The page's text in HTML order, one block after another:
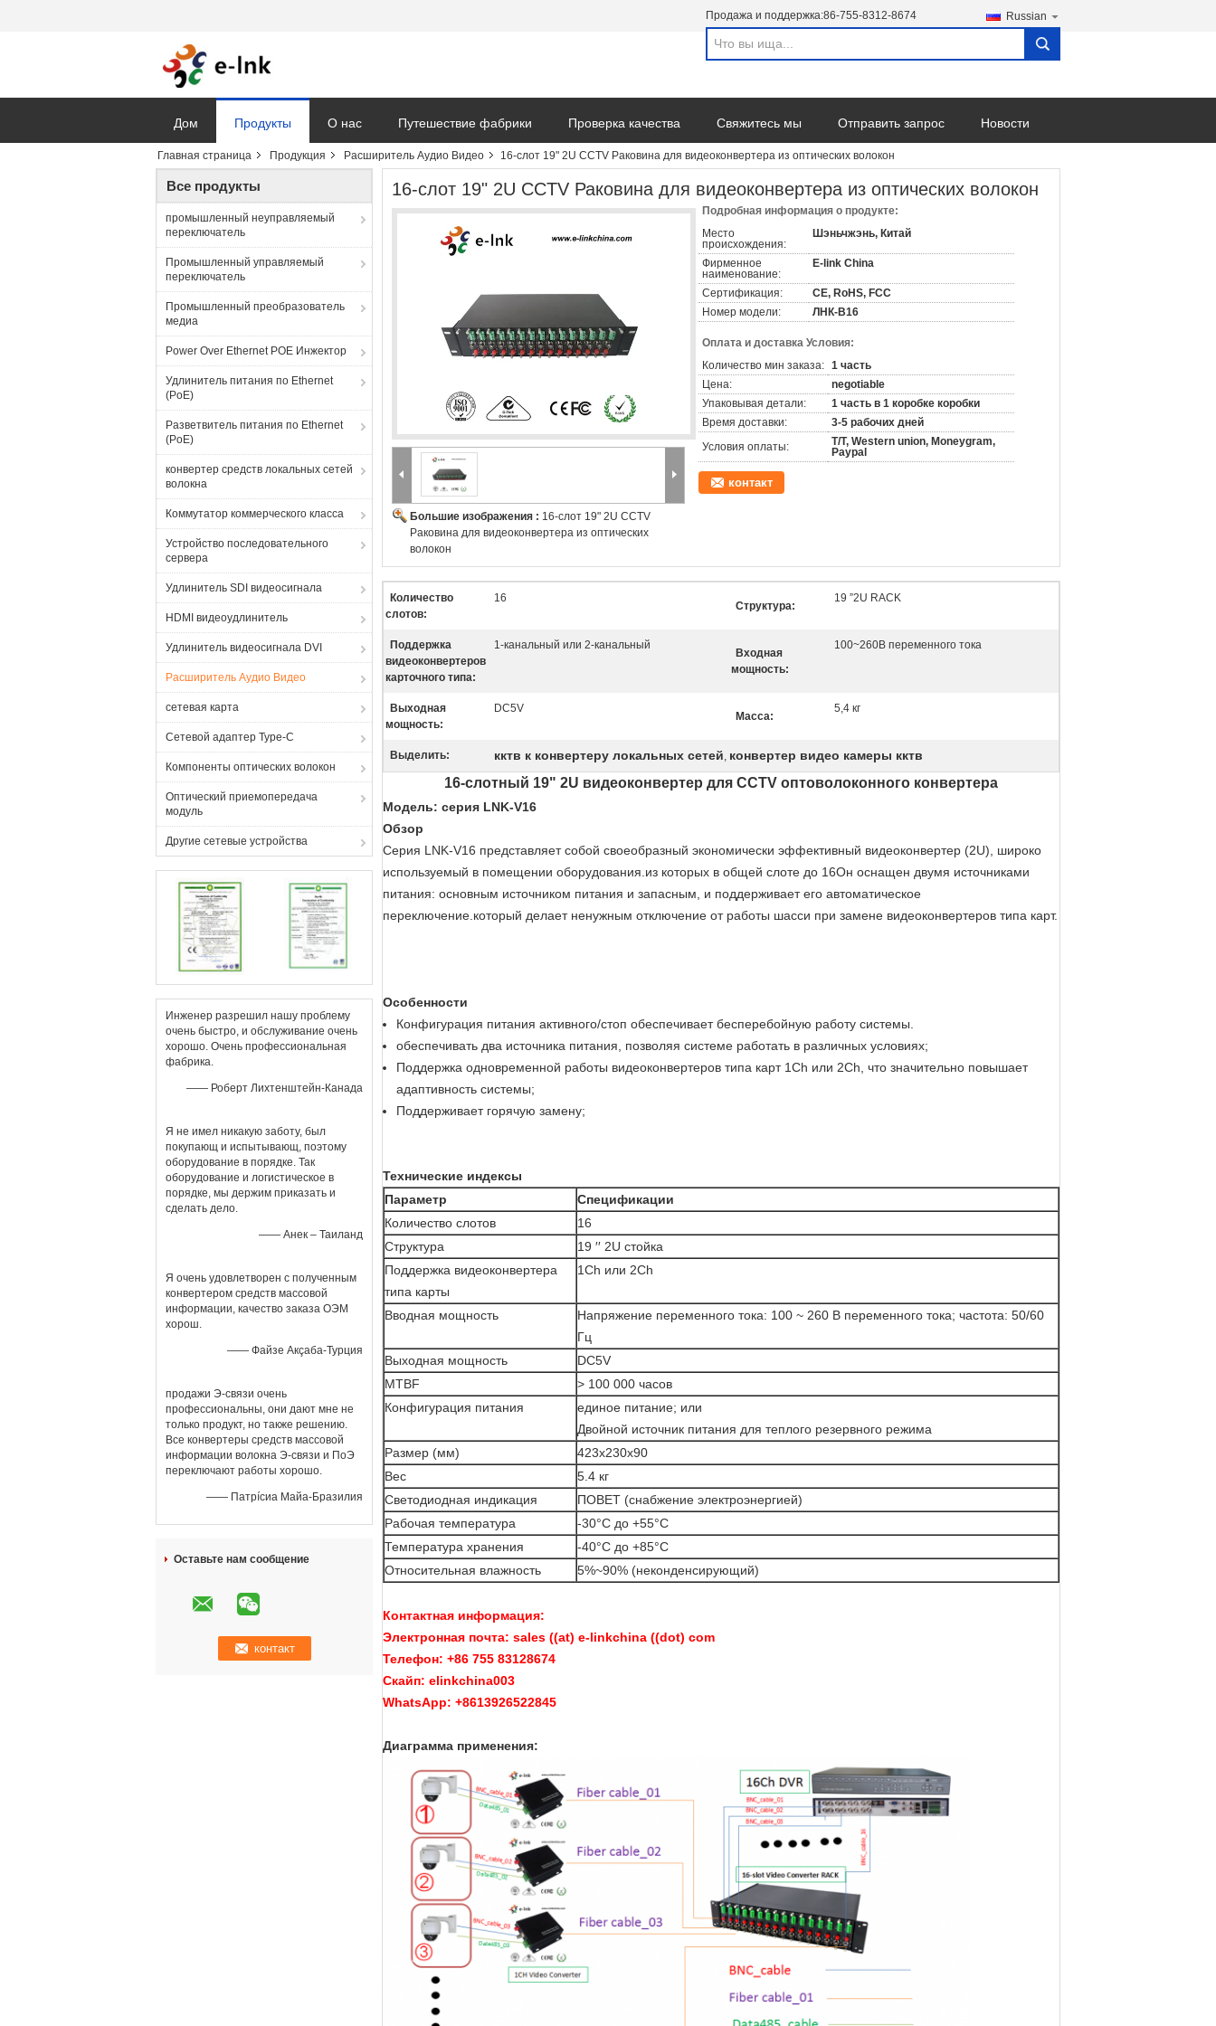
Продажа и поддержка:86-755-8312-8674 Russian
search
Дом Продукты О нас Путешествие фабрики Проверка качества Свяжитесь мы Отправить запрос Новости
Главная страница Продукция Расширитель Аудио Видео 16-слот 19" 2U CCTV Раковина для видеоконвертера из оптических волокон
Все продукты
промышленный неуправляемый
переключатель
Промышленный управляемый
переключатель
Промышленный преобразователь
медиа
Power Over Ethernet POE Инжектор
Удлинитель питания по Ethernet
(PoE)
Разветвитель питания по Ethernet
(PoE)
конвертер средств локальных сетей
волокна
Коммутатор коммерческого класса
Устройство последовательного
сервера
Удлинитель SDI видеосигнала
HDMI видеоудлинитель
Удлинитель видеосигнала DVI
Расширитель Аудио Видео
сетевая карта
Сетевой адаптер Type-C
Компоненты оптических волокон
Оптический приемопередача
модуль
Другие сетевые устройства
Инженер разрешил нашу проблему
очень быстро, и обслуживание очень
хорошо. Очень профессиональная
фабрика.
—— Роберт Лихтенштейн-Канада
Я не имел никакую заботу, был
покупающ и испытывающ, поэтому
оборудование в порядке. Так
оборудование и логистическое в
порядке, мы держим приказать и
сделать дело.
—— Анек – Таиланд
Я очень удовлетворен с полученным
конвертером средств массовой
информации, качество заказа ОЭМ
хорош.
—— Файзе Акçаба-Турция
продажи Э-связи очень
профессиональны, они дают мне не
только продукт, но также решению.
Все конвертеры средств массовой
информации волокна Э-связи и ПоЭ
переключают работы хорошо.
—— Патрíсиа Майа-Бразилия
Оставьте нам сообщение
16-слот 19" 2U CCTV Раковина для видеоконвертера из оптических волокон
Большие изображения : 16-слот 19" 2U CCTV
Раковина для видеоконвертера из оптических
волокон
Подробная информация о продукте:
Место
происхождения:
Шэньчжэнь, Китай
Фирменное
наименование:
E-link China
Сертификация:
CE, RoHS, FCC
Номер модели:
ЛНК-В16
Оплата и доставка Условия:
Количество мин заказа: 1 часть
Цена:
negotiable
Упаковывая детали:
1 часть в 1 коробке коробки
Время доставки:
3-5 рабочих дней
Условия оплаты:
T/T, Western union, Moneygram,
Paypal
контакт
Количество
слотов:
16
Структура:
19 ”2U RACK
Поддержка
видеоконвертеров
карточного типа:
1-канальный или 2-канальный
Входная
мощность:
100~260В переменного тока
Выходная
мощность:
DC5V
Масса:
5,4 кг
Выделить: кктв к конвертеру локальных сетей, конвертер видео камеры кктв
16-слотный 19" 2U видеоконвертер для CCTV оптоволоконного конвертера
Модель: серия LNK-V16
Обзор
Серия LNK-V16 представляет собой своеобразный экономически эффективный видеоконвертер (2U), широко
используемый в помещении оборудования.из которых в общей слоте до 16Он оснащен двумя источниками
питания: основным источником питания и запасным, и поддерживает его автоматическое
переключение.который делает ненужным отключение от работы шасси при замене видеоконвертеров типа карт.
Особенности
Конфигурация питания активного/стоп обеспечивает бесперебойную работу системы.
обеспечивать два источника питания, позволяя системе работать в различных условиях;
Поддержка одновременной работы видеоконвертеров типа карт 1Ch или 2Ch, что значительно повышает
адаптивность системы;
Поддерживает горячую замену;
Технические индексы
Параметр
Спецификации
Количество слотов
16
Структура
19 ′′ 2U стойка
Поддержка видеоконвертера
типа карты
1Ch или 2Ch
Вводная мощность
Напряжение переменного тока: 100 ~ 260 В переменного тока; частота: 50/60
Гц
Выходная мощность
DC5V
MTBF
> 100 000 часов
Конфигурация питания
единое питание; или
Двойной источник питания для теплого резервного режима
Размер (мм)
423х230х90
Вес
5.4 кг
Светодиодная индикация
ПОВЕТ (снабжение электроэнергией)
Рабочая температура
-30°C до +55°C
Температура хранения
-40°C до +85°C
Относительная влажность
5%~90% (неконденсирующий)
Контактная информация:
Электронная почта: sales ((at) e-linkchina ((dot) com
Телефон: +86 755 83128674
Скайп: elinkchina003
WhatsApp: +8613926522845
Диаграмма применения: